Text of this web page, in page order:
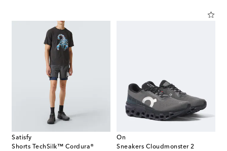
Satisfy
Shorts TechSilk™ Cordura®
On
Sneakers Cloudmonster 2